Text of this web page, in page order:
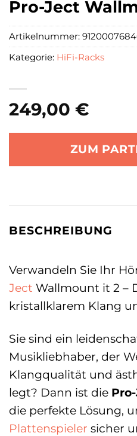
Pro-Ject
249,00 €
ZUM
Artikelnummer:
Kategorie: HiFi-Racks
BESCHREIBUNG
Verwandeln Sie Ihr
Ject Wallmount it 2 –
kristallklarem Klang
Sie sind ein
Musikliebhaber, der
Klangqualität und
legt? Dann ist die
die perfekte Lösung,
Plattenspieler sicher